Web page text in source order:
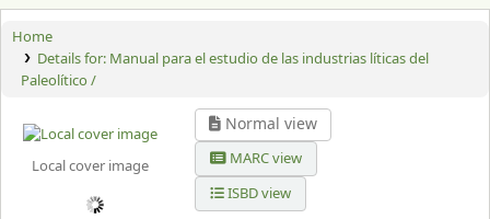
Home
Details for: Manual para el estudio de las industrias líticas del
Paleolítico /
Local cover image
Normal view
MARC view
ISBD view